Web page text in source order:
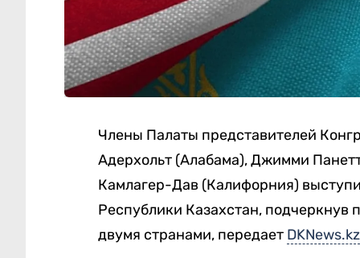
Члены Палаты представителей
Адерхольт (Алабама), Джимми
Камлагер-Дав (Калифорния)
Республики Казахстан, подчеркнув
двумя странами, передает DKNews.kz